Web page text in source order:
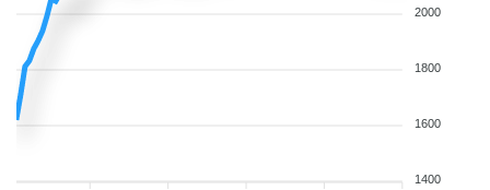
2000
1800
1600
1400